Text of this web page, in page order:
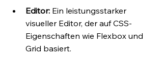
Editor: Ein leistungsstarker
visueller Editor, der auf CSS-
Eigenschaften wie Flexbox und
Grid basiert.